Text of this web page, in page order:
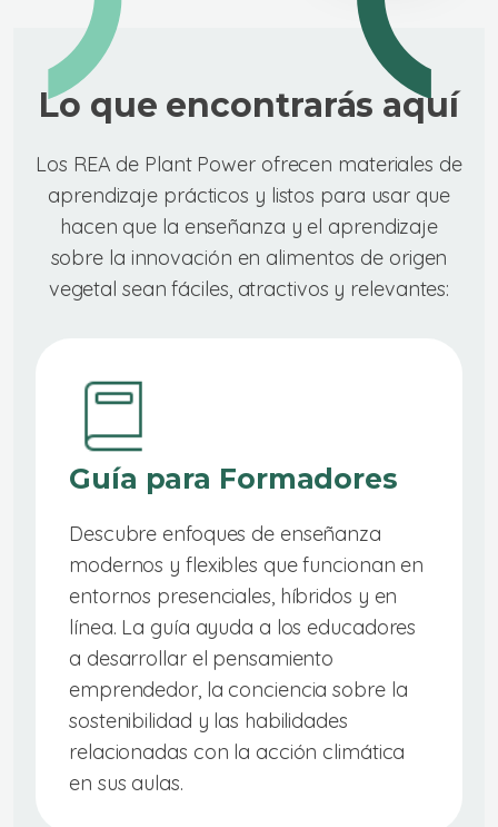
Lo que encontrarás aquí
Los REA de Plant Power ofrecen materiales de
aprendizaje prácticos y listos para usar que
hacen que la enseñanza y el aprendizaje
sobre la innovación en alimentos de origen
vegetal sean fáciles, atractivos y relevantes:
Guía para Formadores
Descubre enfoques de enseñanza
modernos y flexibles que funcionan en
entornos presenciales, híbridos y en
línea. La guía ayuda a los educadores
a desarrollar el pensamiento
emprendedor, la conciencia sobre la
sostenibilidad y las habilidades
relacionadas con la acción climática
en sus aulas.